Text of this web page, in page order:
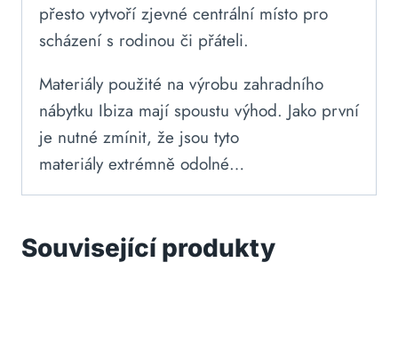
přesto vytvoří zjevné centrální místo pro
scházení s rodinou či přáteli.
Materiály použité na výrobu zahradního
nábytku Ibiza mají spoustu výhod. Jako první
je nutné zmínit, že jsou tyto
materiály extrémně odolné…
Související produkty